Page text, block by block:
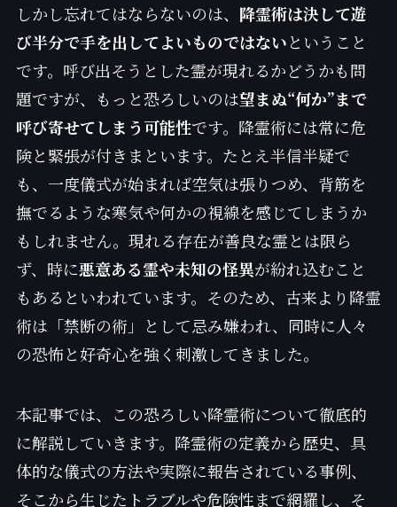
しかし忘れてはならないのは、 降霊術は決して遊
び半分で手を出してよいものではないということ
です。呼び出そうとした霊が現れるかどうかも問
題ですが、もっと恐ろしいのは望まぬ“何か”まで
呼び寄せてしまう可能性です。降霊術には常に危
険と緊張が付きまといます。たとえ半信半疑で
も、一度儀式が始まれば空気は張りつめ、背筋を
撫でるような寒気や何かの視線を感じてしまうか
もしれません。現れる存在が善良な霊とは限ら
ず、時に悪意ある霊や未知の怪異が紛れ込むこと
もあるといわれています。そのため、古来より降霊
術は「禁断の術」として忌み嫌われ、同時に人々
の恐怖と好奇心を強く刺激してきました。
本記事では、この恐ろしい降霊術について徹底的
に解説していきます。降霊術の定義から歴史、具
体的な儀式の方法や実際に報告されている事例、
そこから生じたトラブルや危険性まで網羅し、そ